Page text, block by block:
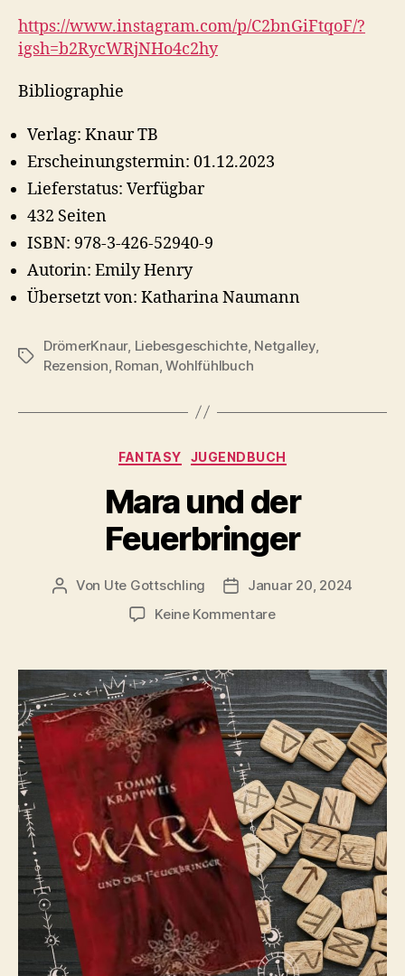
https://www.instagram.com/p/C2bnGiFtqoF/?
igsh=b2RycWRjNHo4c2hy
Bibliographie
Verlag: Knaur TB
Erscheinungstermin: 01.12.2023
Lieferstatus: Verfügbar
432 Seiten
ISBN: 978-3-426-52940-9
Autorin: Emily Henry
Übersetzt von: Katharina Naumann
Schlagwörter
DrömerKnaur, Liebesgeschichte, Netgalley,
Rezension Roman ,Wohlfühlbuch
Kategorien
FANTASY JUGENDBUCH
Mara und der
Feuerbringer
Beitragsautor
Von Ute Gottschling Veröffentlichungsdatum
Januar 20, 2024
Keine Kommentarezu
der
Feuerbringer